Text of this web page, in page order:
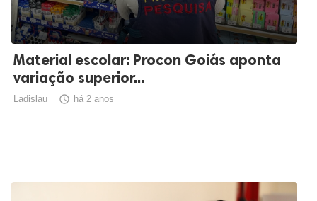
Material escolar: Procon Goiás aponta
variação superior...
Ladislau  há 2 anos